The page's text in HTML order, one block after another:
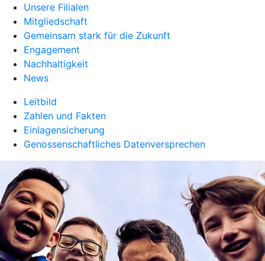
Unsere Filialen
Mitgliedschaft
Gemeinsam stark für die Zukunft
Engagement
Nachhaltigkeit
News
Leitbild
Zahlen und Fakten
Einlagensicherung
Genossenschaftliches Datenversprechen